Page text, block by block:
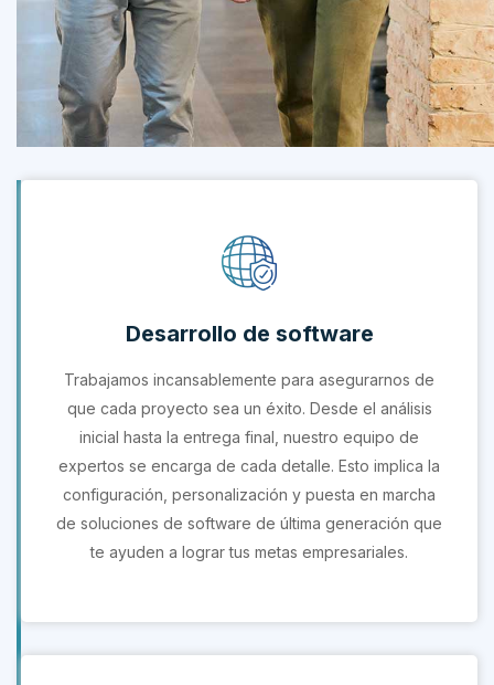
Desarrollo de software
Trabajamos incansablemente para asegurarnos de
que cada proyecto sea un éxito. Desde el análisis
inicial hasta la entrega final, nuestro equipo de
expertos se encarga de cada detalle. Esto implica la
configuración, personalización y puesta en marcha
de soluciones de software de última generación que
te ayuden a lograr tus metas empresariales.